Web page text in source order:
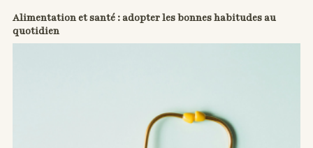
Alimentation et santé : adopter les bonnes habitudes au
quotidien